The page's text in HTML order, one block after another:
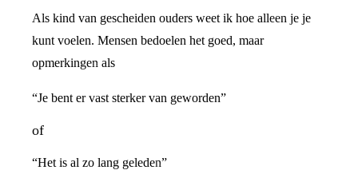
Als kind van gescheiden ouders weet ik hoe alleen je je
kunt voelen. Mensen bedoelen het goed, maar
opmerkingen als
“Je bent er vast sterker van geworden”
of
“Het is al zo lang geleden”